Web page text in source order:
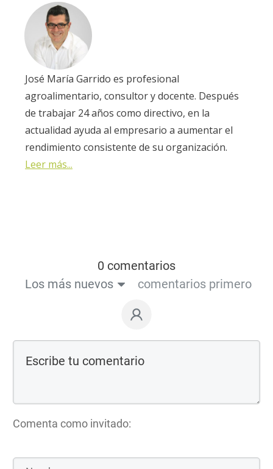
José María Garrido es profesional
agroalimentario, consultor y docente. Después
de trabajar 24 años como directivo, en la
actualidad ayuda al empresario a aumentar el
rendimiento consistente de su organización.
Leer más...
0 comentarios
Los más nuevos
comentarios primero
Comenta como invitado: